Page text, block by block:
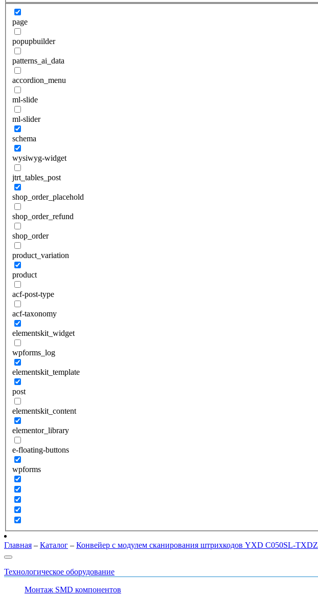
page
popupbuilder
patterns_ai_data
accordion_menu
ml-slide
ml-slider
schema
wysiwyg-widget
jtrt_tables_post
shop_order_placehold
shop_order_refund
shop_order
product_variation
product
acf-post-type
acf-taxonomy
elementskit_widget
wpforms_log
elementskit_template
post
elementskit_content
elementor_library
e-floating-buttons
wpforms
Главная – Каталог – Конвейер с модулем сканирования штрихкодов YXD C050SL-TXDZ
Технологическое оборудование
Монтаж SMD компонентов